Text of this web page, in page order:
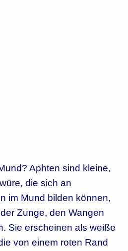
Aphten sind kleine,
die sich an
im Mund bilden können,
Zunge, den Wangen
Sie erscheinen als weiße
von einem roten Rand